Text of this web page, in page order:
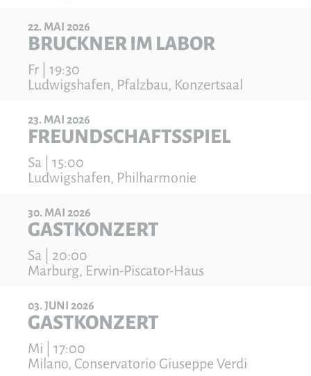
22 MAI 2026
BRUCKNER IM LABOR
Fr | 19:30
Ludwigshafen, Pfalzbau, Konzertsaal
23 MAI 2026
FREUNDSCHAFTSSPIEL
Sa | 15:00
Ludwigshafen, Philharmonie
30 MAI 2026
GASTKONZERT
Sa | 20:00
Marburg, Erwin-Piscator-Haus
03 JUNI 2026
GASTKONZERT
Mi | 17:00
Milano, Conservatorio Giuseppe Verdi